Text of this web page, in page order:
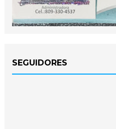
SEGUIDORES